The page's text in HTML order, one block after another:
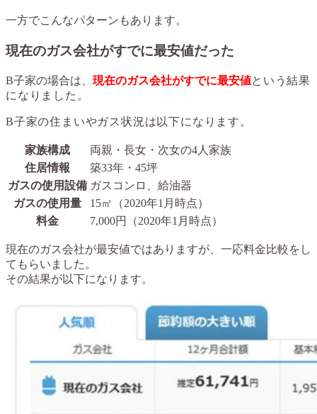
一方でこんなパターンもあります。
現在のガス会社がすでに最安値だった
B子家の場合は、 現在のガス会社がすでに最安値という結果
になりました。
B子家の住まいやガス状況は以下になります。
家族構成
両親・長女・次女の4人家族
住居情報
築33年・45坪
ガスの使用設備 ガスコンロ、給油器
ガスの使用量
15㎡（2020年1月時点）
料金
7,000円（2020年1月時点）
現在のガス会社が最安値ではありますが、一応料金比較をし
てもらいました。
その結果が以下になります。